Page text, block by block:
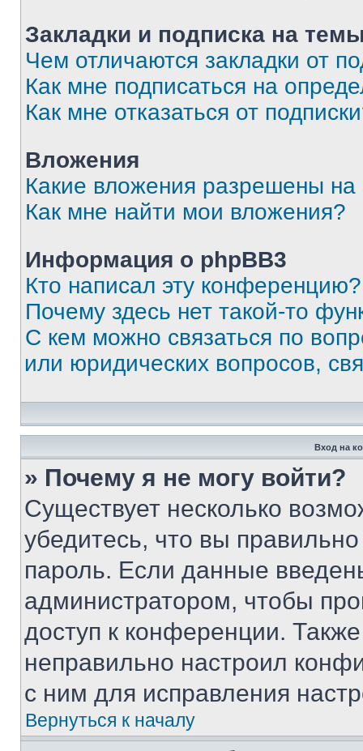
Закладки и подписка на
Чем отличаются закладки от
Как мне подписаться на
Как мне отказаться от
Вложения
Какие вложения разрешены
Как мне найти мои вложения?
Информация о phpBB3
Кто написал эту конференцию?
Почему здесь нет такой-то
С кем можно связаться по
или юридических вопросов,
Вход на
» Почему я не могу войти?
Существует несколько
убедитесь, что вы
пароль. Если данные
администратором, чтобы
доступ к конференции.
неправильно настроил
с ним для исправления
Вернуться к началу